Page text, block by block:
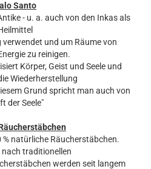
Santo
- u. a. auch von den Inkas als
und um Räume von
zu reinigen.
Körper, Geist und Seele und
Wiederherstellung
Grund spricht man auch von
der Seele"
natürliche Räucherstäbchen.
nach traditionellen
werden seit langem